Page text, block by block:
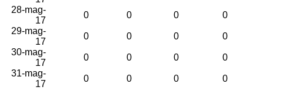
28-mag-
17
0 0 0
0
29-mag-
17
0 0 0
0
30-mag-
17
0 0 0
0
31-mag-
17
0 0 0 0